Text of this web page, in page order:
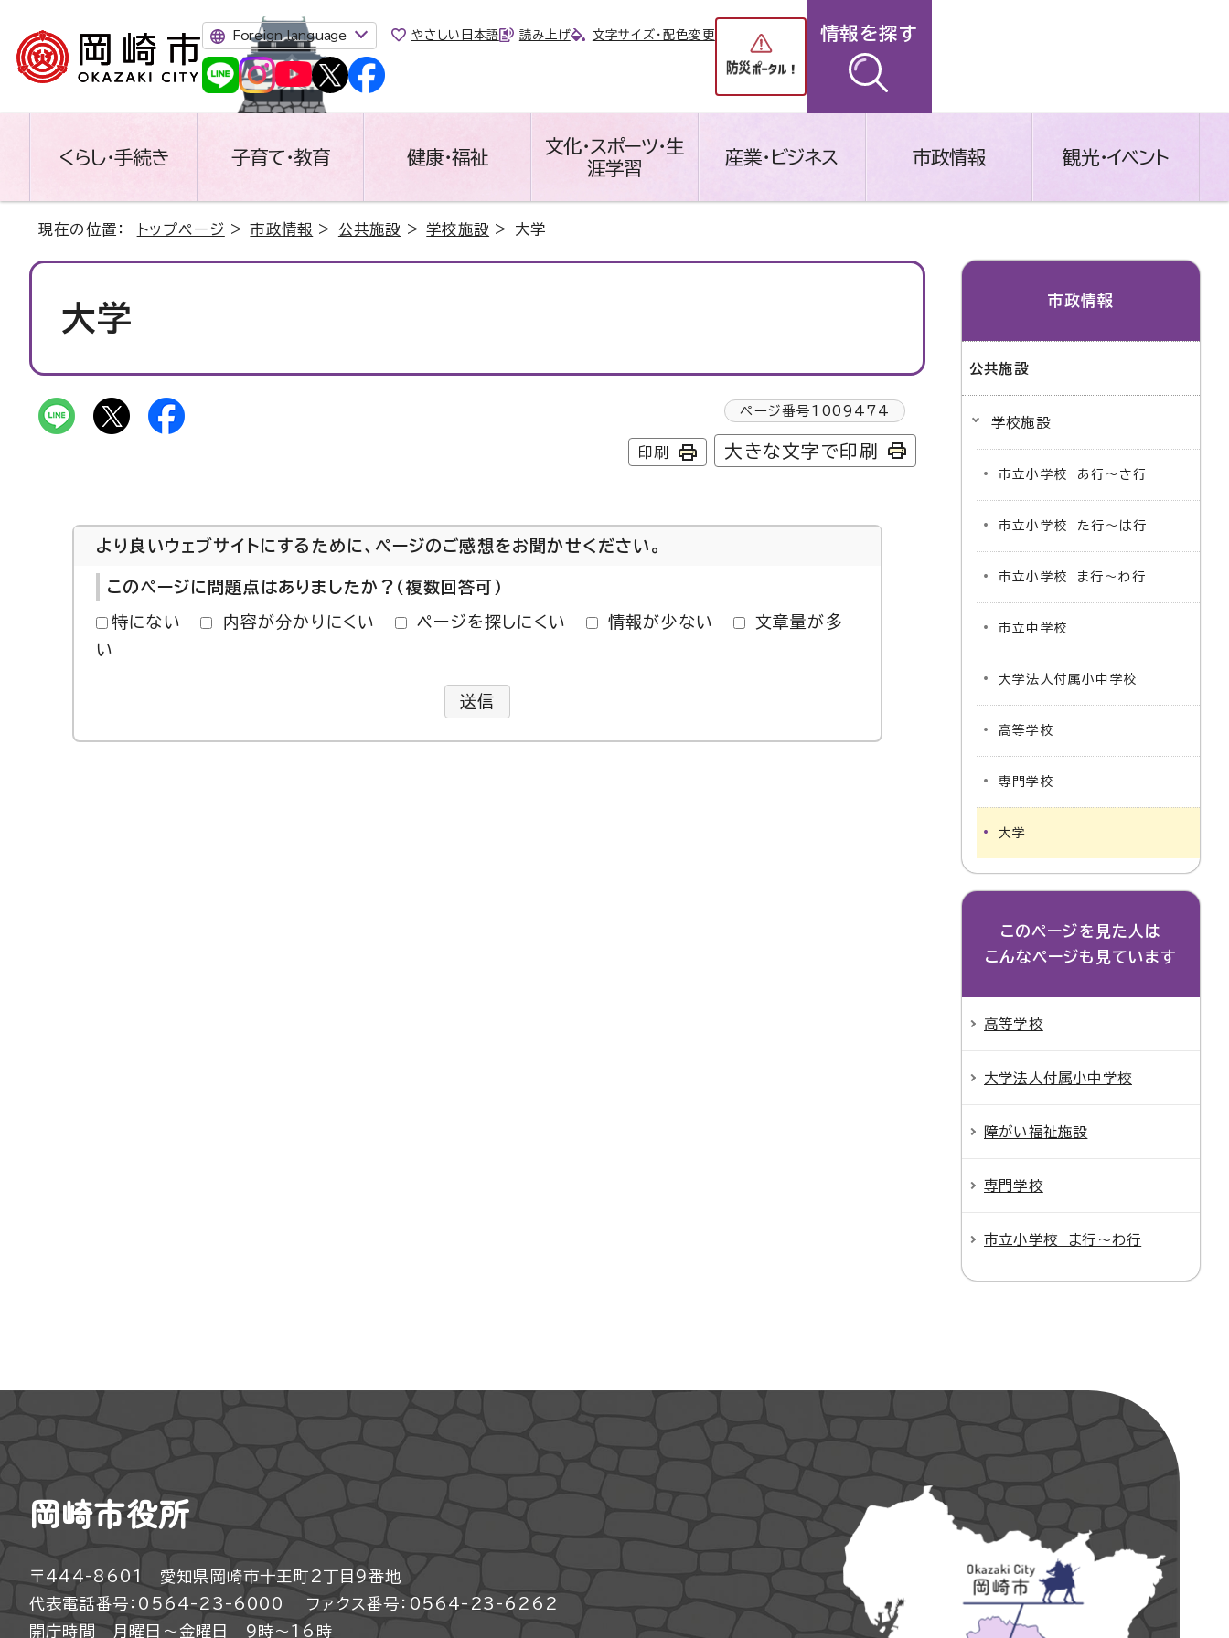
Foreign language やさしい日本語 読み上げ 文字サイズ・配色変更 情報を探す
くらし・手続き 子育て・教育 健康・福祉
文化・スポーツ・生
涯学習
産業・ビジネス 市政情報 観光・イベント
現在の位置： トップページ >市政情報 > 公共施設 >学校施設 > 大学
大学
ページ番号 1009474
印刷 大きな文字で印刷
より良いウェブサイトにするために、ページのご感想をお聞かせください。
このページに問題点はありましたか？（複数回答可）
特にない 内容が分かりにくい ページを探しにくい 情報が少ない
文章量が多
い
送信
市政情報
公共施設
学校施設
市立小学校 あ行～さ行
市立小学校 た行～は行
市立小学校 ま行～わ行
市立中学校
大学法人付属小中学校
高等学校
専門学校
大学
このページを見た人は
こんなページも見ています
高等学校
大学法人付属小中学校
障がい福祉施設
専門学校
市立小学校 ま行～わ行
岡崎市役所
〒444-8601 愛知県岡崎市十王町2丁目9番地
代表電話番号：0564-23-6000
ファクス番号：0564-23-6262
開庁時間 月曜日～金曜日 9時～16時